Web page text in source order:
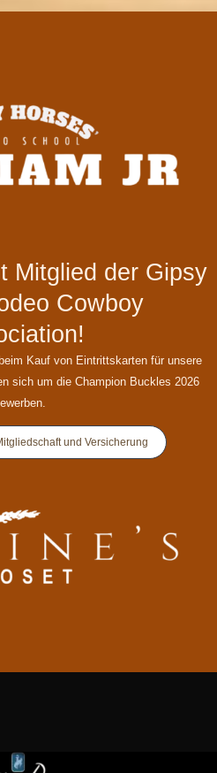
Mitglied der Gipsy
Cowboy
Kauf von Eintrittskarten für unsere
sich um die Champion Buckles 2026
und Versicherung